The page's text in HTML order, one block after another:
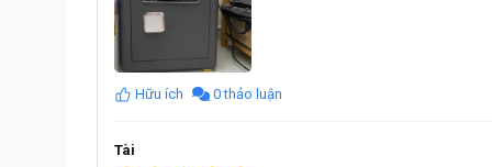
Cấu tạo sản phẩm:
Hữu ích 0 thảo luận
Tài